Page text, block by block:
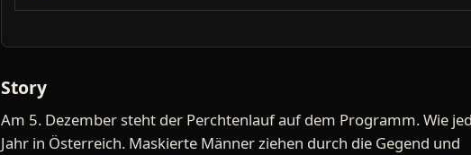
Story
Am 5. Dezember steht der Perchtenlauf auf dem Programm. Wie
Jahr in Österreich. Maskierte Männer ziehen durch die Gegend und